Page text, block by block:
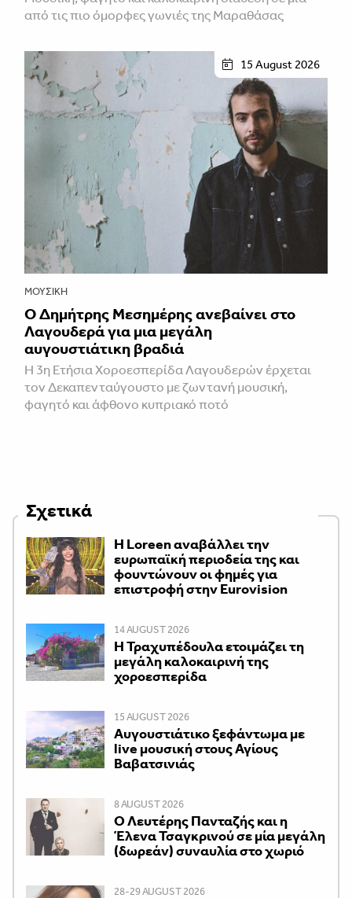
από τις πιο όμορφες γωνιές της Μαραθάσας
15 August 2026
ΜΟΥΣΙΚΉ
Ο Δημήτρης Μεσημέρης ανεβαίνει στο
Λαγουδερά για μια μεγάλη
αυγουστιάτικη βραδιά
Η 3η Ετήσια Χοροεσπερίδα Λαγουδερών έρχεται
τον Δεκαπενταύγουστο με ζωντανή μουσική,
φαγητό και άφθονο κυπριακό ποτό
Σχετικά
Η Loreen αναβάλλει την
ευρωπαϊκή περιοδεία της και
φουντώνουν οι φημές για
επιστροφή στην Eurovision
14 AUGUST 2026
Η Τραχυπέδουλα ετοιμάζει τη
μεγάλη καλοκαιρινή της
χοροεσπερίδα
15 AUGUST 2026
Αυγουστιάτικο ξεφάντωμα με
live μουσική στους Αγίους
Βαβατσινιάς
8 AUGUST 2026
Ο Λευτέρης Πανταζής και η
Έλενα Τσαγκρινού σε μία μεγάλη
(δωρεάν) συναυλία στο χωριό
28-29 AUGUST 2026